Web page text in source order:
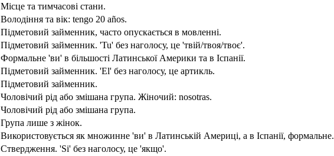
Місце та тимчасові стани.
Володіння та вік: tengo 20 años.
Підметовий займенник, часто опускається в мовленні.
Підметовий займенник. 'Tu' без наголосу, це 'твій/твоя/твоє'.
Формальне 'ви' в більшості Латинської Америки та в Іспанії.
Підметовий займенник. 'El' без наголосу, це артикль.
Підметовий займенник.
Чоловічий рід або змішана група. Жіночий: nosotras.
Чоловічий рід або змішана група.
Група лише з жінок.
Використовується як множинне 'ви' в Латинській Америці, а в Іспанії, формальне.
Ствердження. 'Si' без наголосу, це 'якщо'.